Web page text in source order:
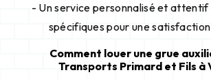
- Un service personnalisé et attentif
spécifiques pour une
Comment louer une grue
Transports Primard et Fils à